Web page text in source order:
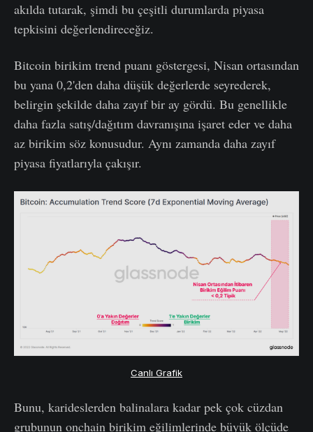
akılda tutarak, şimdi bu çeşitli durumlarda piyasa
tepkisini değerlendireceğiz.
Bitcoin birikim trend puanı göstergesi, Nisan ortasından
bu yana 0,2'den daha düşük değerlerde seyrederek,
belirgin şekilde daha zayıf bir ay gördü. Bu genellikle
daha fazla satış/dağıtım davranışına işaret eder ve daha
az birikim söz konusudur. Aynı zamanda daha zayıf
piyasa fiyatlarıyla çakışır.
Canlı Grafik
Bunu, karideslerden balinalara kadar pek çok cüzdan
grubunun onchain birikim eğilimlerinde büyük ölçüde